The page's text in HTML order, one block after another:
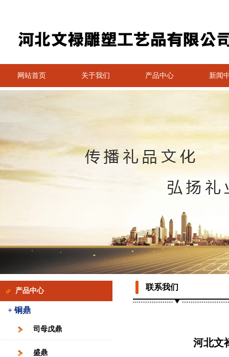
网站首页 关于我们 产品中心 新闻
产品中心
+ 铜鼎
司母戊鼎
盛鼎
联系我们
河北文